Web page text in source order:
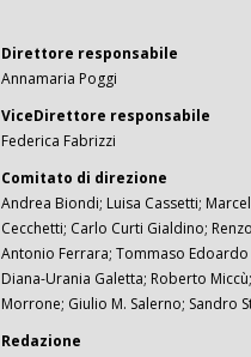
Direttore responsabile
Annamaria Poggi
ViceDirettore responsabile
Federica Fabrizzi
Comitato di direzione
Andrea Biondi; Luisa Cassetti;
Cecchetti; Carlo Curti Gialdino;
Antonio Ferrara; Tommaso Edoardo
Diana-Urania Galetta; Roberto
Morrone; Giulio M. Salerno; Sandro
Redazione